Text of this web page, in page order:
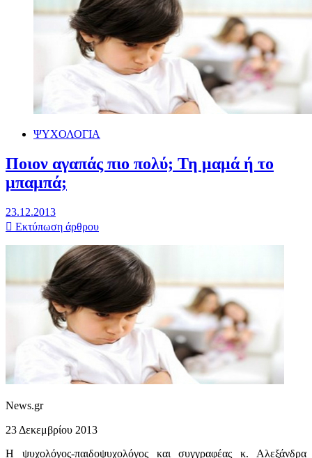
ΨΥΧΟΛΟΓΙΑ
Ποιον αγαπάς πιο πολύ; Τη μαμά ή το
μπαμπά;
23.12.2013
Εκτύπωση άρθρου
News.gr
23 Δεκεμβρίου 2013
Η ψυχολόγος-παιδοψυχολόγος και συγγραφέας κ. Αλεξάνδρα